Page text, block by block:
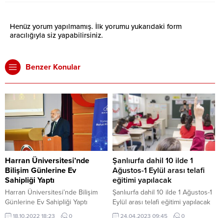
Henüz yorum yapılmamış. İlk yorumu yukarıdaki form
aracılığıyla siz yapabilirsiniz.
Benzer Konular
Harran Üniversitesi’nde
Bilişim Günlerine Ev
Sahipliği Yaptı
Harran Üniversitesi’nde Bilişim
Günlerine Ev Sahipliği Yaptı
18.10.2022 18:23 0
Şanlıurfa dahil 10 ilde 1
Ağustos-1 Eylül arası telafi
eğitimi yapılacak
Şanlıurfa dahil 10 ilde 1 Ağustos-1
Eylül arası telafi eğitimi yapılacak
24.04.2023 09:45 0